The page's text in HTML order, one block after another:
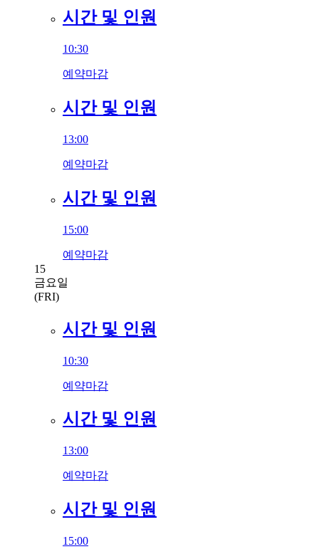
시간 및 인원
10:30
예약마감
시간 및 인원
13:00
예약마감
시간 및 인원
15:00
예약마감
15
금요일
(FRI)
시간 및 인원
10:30
예약마감
시간 및 인원
13:00
예약마감
시간 및 인원
15:00